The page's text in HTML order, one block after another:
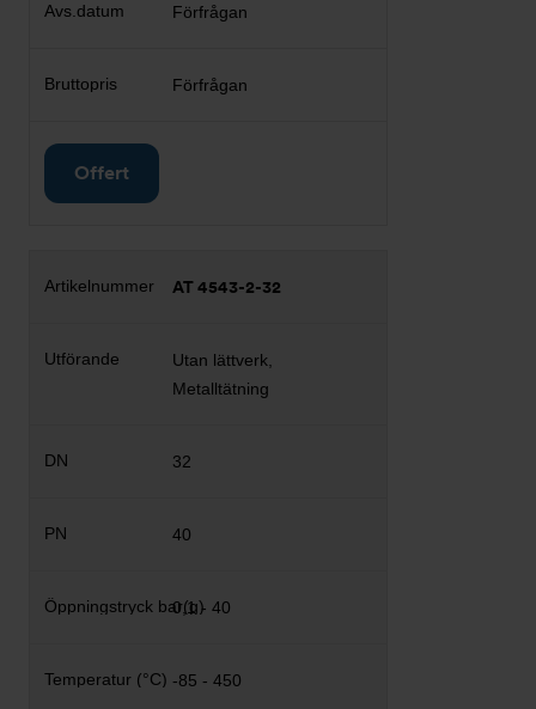
Förfrågan
Förfrågan
Offert
AT 4543-2-32
Utan lättverk,
Metalltätning
32
40
0,1 - 40
-85 - 450